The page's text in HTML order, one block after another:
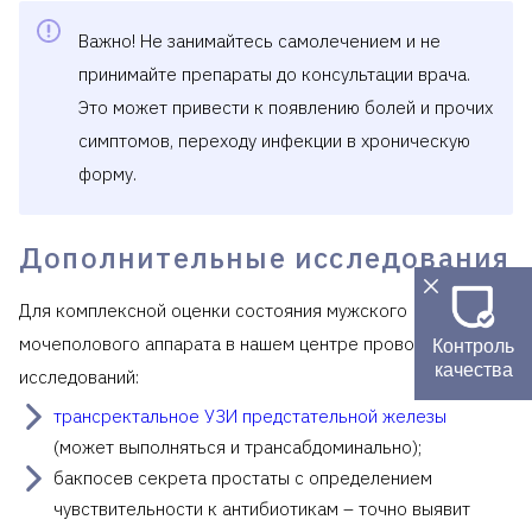
Важно! Не занимайтесь самолечением и не
принимайте препараты до консультации врача.
Это может привести к появлению болей и прочих
симптомов, переходу инфекции в хроническую
форму.
Дополнительные исследования
Для комплексной оценки состояния мужского
мочеполового аппарата в нашем центре проводится ряд
исследований:
трансректальное УЗИ предстательной железы
(может выполняться и трансабдоминально);
бакпосев секрета простаты с определением
чувствительности к антибиотикам – точно выявит
Контроль
качества